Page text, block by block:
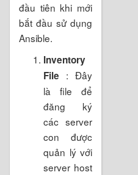
đầu tiên khi mới
bắt đầu sử dụng
Ansible.
Inventory
File : Đây
là file để
đăng ký
các server
con được
quản lý với
server host